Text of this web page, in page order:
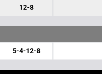
12-8
5-4-12-8